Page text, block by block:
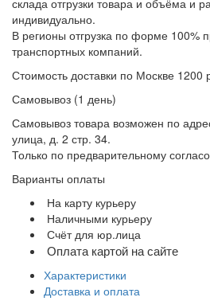
индивидуально.
В регионы отгрузка по форме 100%
транспортных компаний.
Стоимость доставки по Москве
Самовывоз (1 день)
Самовывоз товара возможен по
улица, д. 2 стр. 34.
Только по предварительному
Варианты оплаты
На карту курьеру
Наличными курьеру
Счёт для юр.лица
Оплата картой на сайте
Характеристики
Доставка и оплата